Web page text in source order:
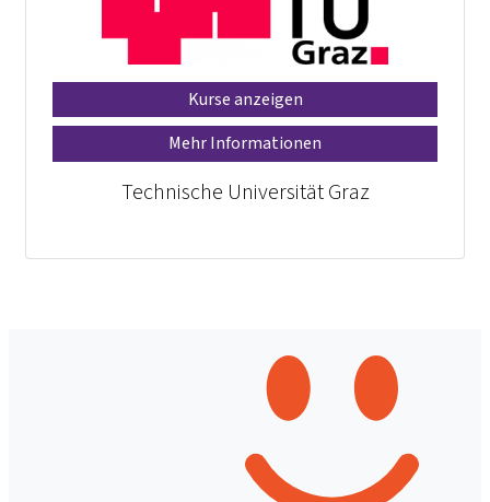
Kurse anzeigen
Mehr Informationen
Technische Universität Graz